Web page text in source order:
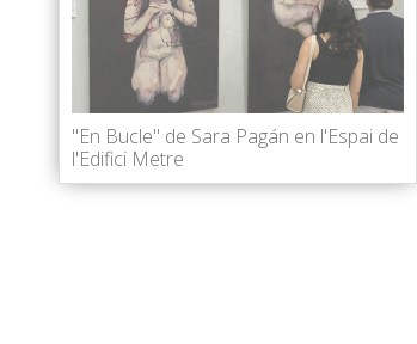
"En Bucle" de Sara Pagán en l'Espai de
l'Edifici Metre